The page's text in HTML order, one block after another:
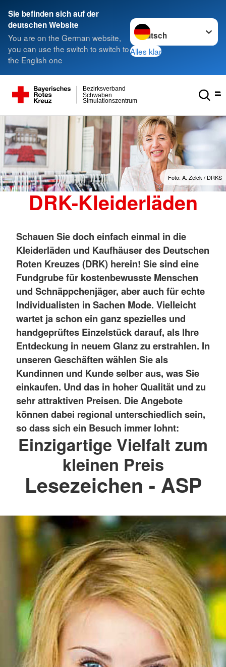
Sie befinden sich auf der
deutschen Website
You are on the German website,
you can use the switch to switch to
the English one
Sprache wechseln zu
Alles klar
Simulationszentrum
Schwaben
Bezirksverband
Foto: A. Zelck / DRKS
DRK-Kleiderläden
Schauen Sie doch einfach einmal in die
Kleiderläden und Kaufhäuser des Deutschen
Roten Kreuzes (DRK) herein! Sie sind eine
Fundgrube für kostenbewusste Menschen
und Schnäppchenjäger, aber auch für echte
Individualisten in Sachen Mode. Vielleicht
wartet ja schon ein ganz spezielles und
handgeprüftes Einzelstück darauf, als Ihre
Entdeckung in neuem Glanz zu erstrahlen. In
unseren Geschäften wählen Sie als
Kundinnen und Kunde selber aus, was Sie
einkaufen. Und das in hoher Qualität und zu
sehr attraktiven Preisen. Die Angebote
können dabei regional unterschiedlich sein,
so dass sich ein Besuch immer lohnt:
Einzigartige Vielfalt zum
kleinen Preis
Lesezeichen - ASP